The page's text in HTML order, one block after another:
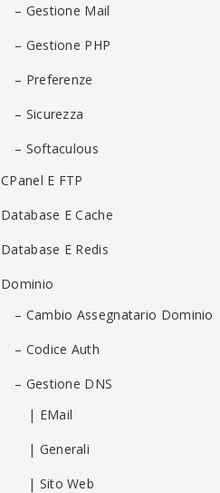
– Gestione Mail
– Gestione PHP
– Preferenze
– Sicurezza
– Softaculous
CPanel E FTP
Database E Cache
Database E Redis
Dominio
– Cambio Assegnatario Dominio
– Codice Auth
– Gestione DNS
| EMail
| Generali
| Sito Web